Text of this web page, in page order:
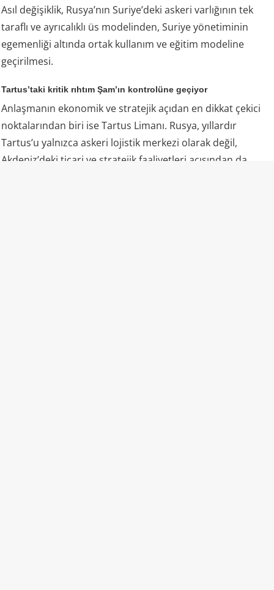
Asıl değişiklik, Rusya’nın Suriye’deki askeri varlığının tek
taraflı ve ayrıcalıklı üs modelinden, Suriye yönetiminin
egemenliği altında ortak kullanım ve eğitim modeline
geçirilmesi.
Tartus’taki kritik rıhtım Şam’ın kontrolüne geçiyor
Anlaşmanın ekonomik ve stratejik açıdan en dikkat çekici
noktalarından biri ise Tartus Limanı. Rusya, yıllardır
Tartus’u yalnızca askeri lojistik merkezi olarak değil,
Akdeniz’deki ticari ve stratejik faaliyetleri açısından da